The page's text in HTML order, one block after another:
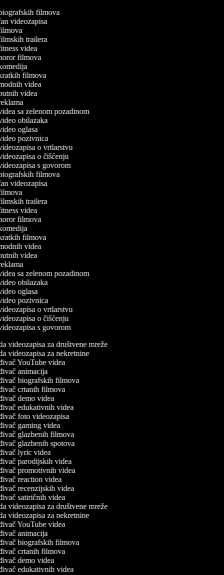
biografskih filmova
videozapisa
filmskih trailera
videa
horor filmova
kratkih filmova
videa
videa
videa sa zelenom pozadinom
video obilazaka
oglasa
video pozivnica
videozapisa o vrtlarstvu
videozapisa o čišćenju
videozapisa s govorom
biografskih filmova
videozapisa
filmskih trailera
videa
horor filmova
kratkih filmova
videa
videa
videa sa zelenom pozadinom
video obilazaka
oglasa
video pozivnica
videozapisa o vrtlarstvu
videozapisa o čišćenju
videozapisa s govorom
videozapisa za društvene mreže
videozapisa za nekretnine
YouTube videa
animacija
biografskih filmova
crtanih filmova
demo videa
edukativnih videa
foto videozapisa
gaming videa
glazbenih filmova
glazbenih spotova
lyric videa
parodijskih videa
promotivnih videa
reaction videa
recenzijskih videa
satiričnih videa
videozapisa za društvene mreže
videozapisa za nekretnine
YouTube videa
animacija
biografskih filmova
crtanih filmova
demo videa
edukativnih videa